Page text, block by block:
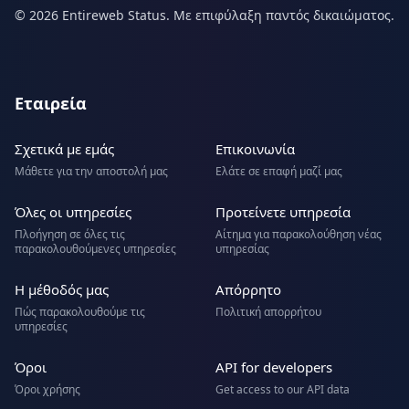
© 2026 Entireweb Status. Με επιφύλαξη παντός δικαιώματος.
Εταιρεία
Σχετικά με εμάς
Μάθετε για την αποστολή μας
Επικοινωνία
Ελάτε σε επαφή μαζί μας
Όλες οι υπηρεσίες
Πλοήγηση σε όλες τις
παρακολουθούμενες υπηρεσίες
Προτείνετε υπηρεσία
Αίτημα για παρακολούθηση νέας
υπηρεσίας
Η μέθοδός μας
Πώς παρακολουθούμε τις
υπηρεσίες
Απόρρητο
Πολιτική απορρήτου
Όροι
Όροι χρήσης
API for developers
Get access to our API data